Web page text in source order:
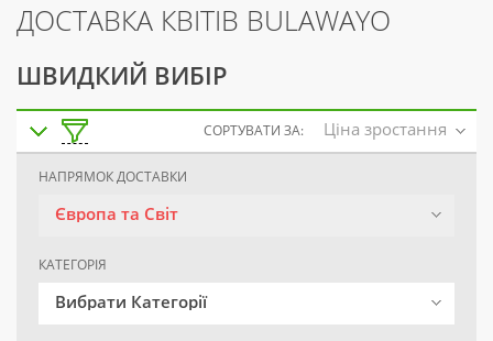
ДОСТАВКА КВІТІВ BULAWAYO
ШВИДКИЙ ВИБІР
СОРТУВАТИ ЗА: Ціна зростання
НАПРЯМОК ДОСТАВКИ
Європа та Світ
КАТЕГОРІЯ
Вибрати Категорії